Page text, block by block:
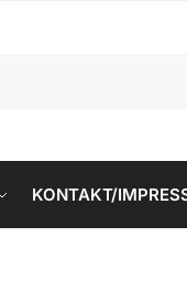
KONTAKT/